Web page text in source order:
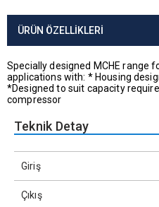
ÜRÜN ÖZELLIKLERI
Specially designed MCHE range
applications with: * Housing
*Designed to suit capacity
compressor
Teknik Detay
Giriş
Çıkış